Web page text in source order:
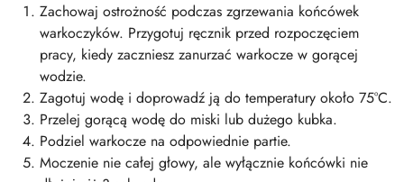
Zachowaj ostrożność podczas zgrzewania końcówek
warkoczyków. Przygotuj ręcznik przed rozpoczęciem
pracy, kiedy zaczniesz zanurzać warkocze w gorącej
wodzie.
Zagotuj wodę i doprowadź ją do temperatury około 75°C.
Przelej gorącą wodę do miski lub dużego kubka.
Podziel warkocze na odpowiednie partie.
Moczenie nie całej głowy, ale wyłącznie końcówki nie